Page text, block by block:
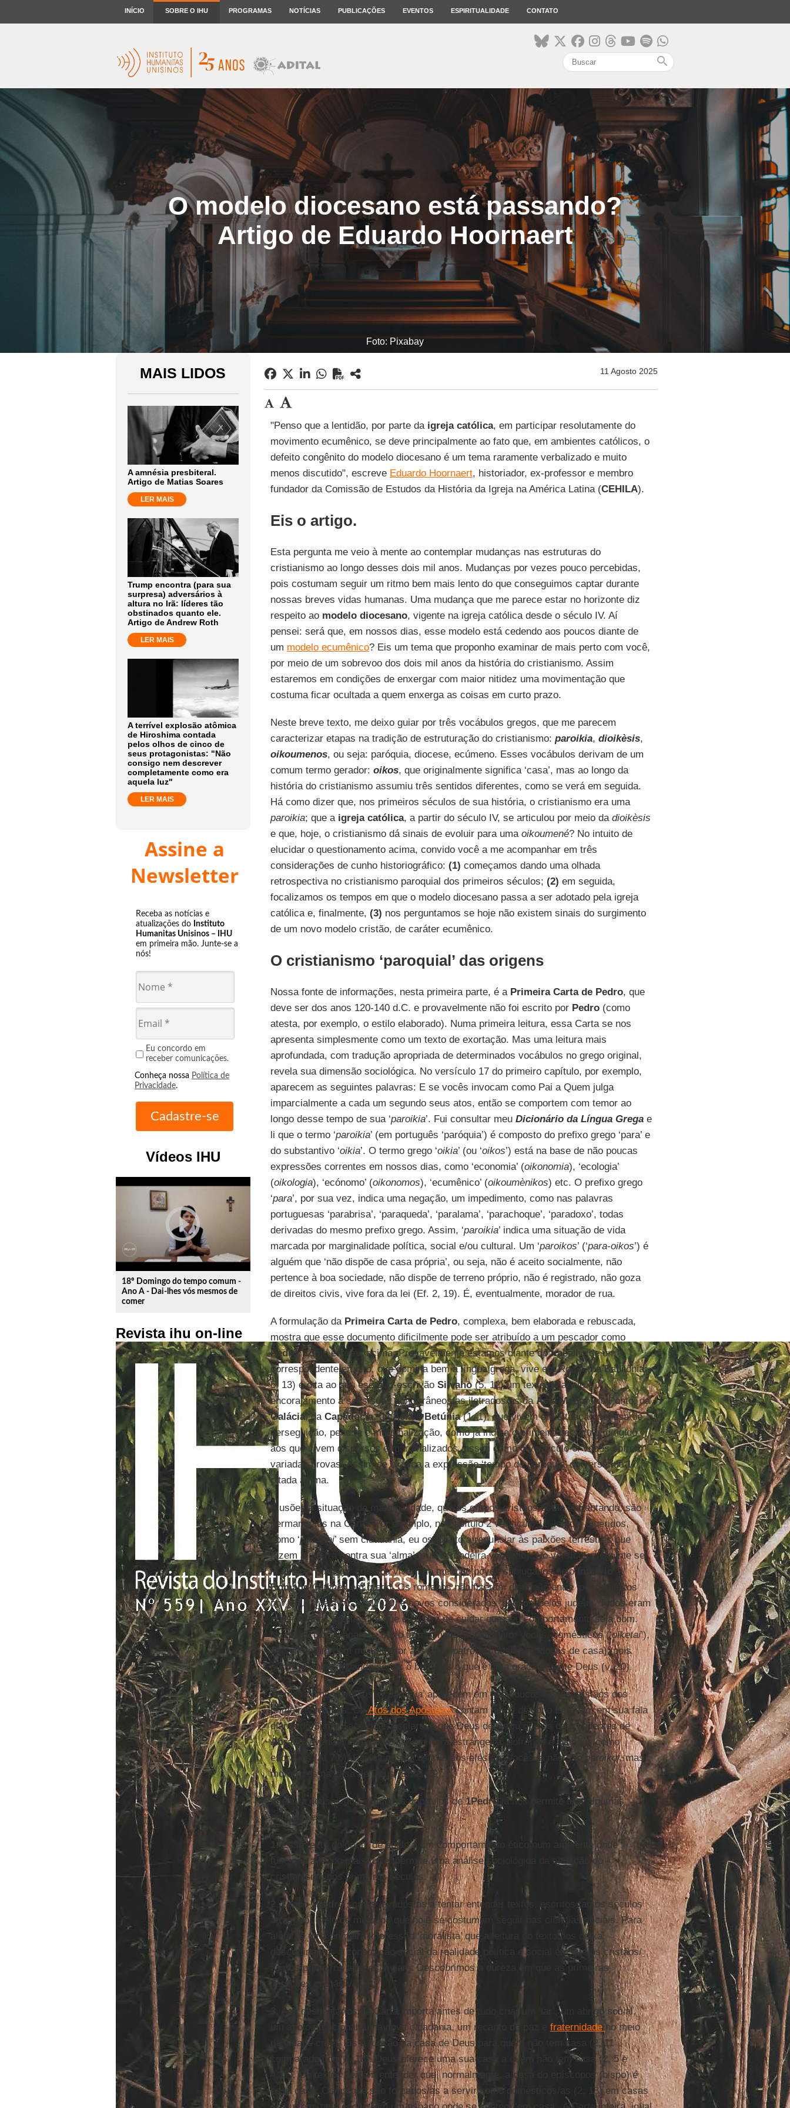
INÍCIO SOBRE O IHU PROGRAMAS NOTÍCIAS PUBLICAÇÕES EVENTOS ESPIRITUALIDADE CONTATO
search
O modelo diocesano está passando?
Artigo de Eduardo Hoornaert
Foto: Pixabay
MAIS LIDOS
A amnésia presbiteral.
Artigo de Matias Soares
LER MAIS
Trump encontra (para sua
surpresa) adversários à
altura no Irã: líderes tão
obstinados quanto ele.
Artigo de Andrew Roth
LER MAIS
A terrível explosão atômica
de Hiroshima contada
pelos olhos de cinco de
seus protagonistas: "Não
consigo nem descrever
completamente como era
aquela luz"
LER MAIS
Assine a
Newsletter
Receba as notícias e
atualizações do Instituto
Humanitas Unisinos – IHU
em primeira mão. Junte-se a
nós!
Eu concordo em
receber comunicações.
Conheça nossa Política de
Privacidade.
Vídeos IHU
play_circle_outline
18º Domingo do tempo comum -
Ano A - Dai-lhes vós mesmos de
comer
Revista ihu on-line
11 Agosto 2025
"Penso que a lentidão, por parte da igreja católica, em participar resolutamente do
movimento ecumênico, se deve principalmente ao fato que, em ambientes católicos, o
defeito congênito do modelo diocesano é um tema raramente verbalizado e muito
menos discutido", escreve Eduardo Hoornaert, historiador, ex-professor e membro
fundador da Comissão de Estudos da História da Igreja na América Latina (CEHILA).
Eis o artigo.
Esta pergunta me veio à mente ao contemplar mudanças nas estruturas do
cristianismo ao longo desses dois mil anos. Mudanças por vezes pouco percebidas,
pois costumam seguir um ritmo bem mais lento do que conseguimos captar durante
nossas breves vidas humanas. Uma mudança que me parece estar no horizonte diz
respeito ao modelo diocesano, vigente na igreja católica desde o século IV. Aí
pensei: será que, em nossos dias, esse modelo está cedendo aos poucos diante de
um modelo ecumênico? Eis um tema que proponho examinar de mais perto com você,
por meio de um sobrevoo dos dois mil anos da história do cristianismo. Assim
estaremos em condições de enxergar com maior nitidez uma movimentação que
costuma ficar ocultada a quem enxerga as coisas em curto prazo.
Neste breve texto, me deixo guiar por três vocábulos gregos, que me parecem
caracterizar etapas na tradição de estruturação do cristianismo: paroikia, dioikèsis,
oikoumenos, ou seja: paróquia, diocese, ecúmeno. Esses vocábulos derivam de um
comum termo gerador: oikos, que originalmente significa ‘casa’, mas ao longo da
história do cristianismo assumiu três sentidos diferentes, como se verá em seguida.
Há como dizer que, nos primeiros séculos de sua história, o cristianismo era uma
paroikia; que a igreja católica, a partir do século IV, se articulou por meio da dioikèsis
e que, hoje, o cristianismo dá sinais de evoluir para uma oikoumené? No intuito de
elucidar o questionamento acima, convido você a me acompanhar em três
considerações de cunho historiográfico: (1) começamos dando uma olhada
retrospectiva no cristianismo paroquial dos primeiros séculos; (2) em seguida,
focalizamos os tempos em que o modelo diocesano passa a ser adotado pela igreja
católica e, finalmente, (3) nos perguntamos se hoje não existem sinais do surgimento
de um novo modelo cristão, de caráter ecumênico.
O cristianismo ‘paroquial’ das origens
Nossa fonte de informações, nesta primeira parte, é a Primeira Carta de Pedro, que
deve ser dos anos 120-140 d.C. e provavelmente não foi escrito por Pedro(como
atesta, por exemplo, o estilo elaborado). Numa primeira leitura, essa Carta se nos
apresenta simplesmente como um texto de exortação. Mas uma leitura mais
aprofundada, com tradução apropriada de determinados vocábulos no grego original,
revela sua dimensão sociológica. No versículo 17 do primeiro capítulo, por exemplo,
aparecem as seguintes palavras: E se vocês invocam como Pai a Quem julga
imparcialmente a cada um segundo seus atos, então se comportem com temor ao
longo desse tempo de sua ‘paroikia’. Fui consultar meu Dicionário da Língua Grega e
li que o termo ‘paroikia’ (em português ‘paróquia’) é composto do prefixo grego ‘para’ e
do substantivo ‘oikia’. O termo grego ‘oikia’ (ou ‘oikos’) está na base de não poucas
expressões correntes em nossos dias, como ‘economia’ (oikonomia), ‘ecologia’
(oikologia), ‘ecónomo’ (oikonomos), ‘ecumênico’ (oikoumènikos) etc. O prefixo grego
‘para’, por sua vez, indica uma negação, um impedimento, como nas palavras
portuguesas ‘parabrisa’, ‘paraqueda’, ‘paralama’, ‘parachoque’, ‘paradoxo’, todas
derivadas do mesmo prefixo grego. Assim, ‘paroikia’ indica uma situação de vida
marcada por marginalidade política, social e/ou cultural. Um ‘paroikos’ (‘para-oikos’) é
alguém que ‘não dispõe de casa própria’, ou seja, não é aceito socialmente, não
pertence à boa sociedade, não dispõe de terreno próprio, não é registrado, não goza
de direitos civis, vive fora da lei (Ef. 2, 19). É, eventualmente, morador de rua.
A formulação daPrimeira Carta de Pedro, complexa, bem elaborada e rebuscada,
mostra que esse documento dificilmente pode ser atribuído a um pescador como
Pedro, como escrevi acima. Provavelmente estamos diante do trabalho de um
correspondente erudito, que domina bem a língua grega, vive em Roma (na Babilônia:
5, 13) e dita ao seu escravo-escrivão Silvano(5, 12) um texto de apoio e
encorajamento a seus/suas conterrâneos/as iletrados/as daÁsia Menor, do Ponto, da
Galácia, da Capadócia, daÁsiaeBetúnia(1, 1), que vivem em situação penosa de
perseguição, penúria e marginalização, como já indica o primeiro versículo, dirigido
aos que vivem dispersos e marginalizados, assim como o versículo 6: vocês sofrem
variadas provas. Assim se explica a expressão ‘tempo de paróquia’ do versículo 17,
citada acima.
Alusões à situação de marginalidade, que os grupos cristãos estão enfrentando, são
permanentes na Carta. Por exemplo, no capítulo 2 versículo 11, lemos: Queridos,
como ‘paroikoi’ sem cidadania, eu os exorto a renunciar às paixões terrestres que
fazem a guerra contra sua ‘alma’ (sua verdadeira vocação). No versículo seguinte se
lê que os ‘paroikoi’ cristãos vivem no meio de povos subjugados peloImpério
Romano(‘ethnè’, em grego. Os romanos não fizeram distinção entre ‘povos eleitos
por Deus’ [veja Mt 10, 17-20] e povos considerados ‘pagãos’ pelos judeus. Todos eram
considerados ‘gentios’) e que eles têm de cuidar que seu comportamento seja bom.
No versículo 18 aparece outro termo muito significativo: Vocês, domésticos (‘oiketai’),
se submetam com muito temor aos seus patrões (‘despotai
’: donos de casa), pois
suportar golpes quando se faz o bem, eis o que é uma graça perante Deus (v. 20).
Termos como ‘paroikos’ e ‘ paroikia’ aparecem em não poucos textos cristãos dos
primeiros tempos. OsAtos dos Apóstoloscontam que o diácono Estêvão, em sua fala
diante do Sumo Sacerdote, esclarece que Deus declarou que os descendentes de
Abraão viveriam comoparoikoi em terra estrangeira, sofrendo e tratados como
escravos (At 7,6). Paulo consola os cristãos efésios: Vocês já não são
paroikoi, mas
moradores na casa de Deus (Ef. 2, 19).
A leitura desses dois primeiros capítulos de1Pedrojá nos permite tirar algumas
conclusões:
1.Esse texto dolorido, de apelo a um comportamento ético num ambiente onde
funciona a lei do mais forte, permite uma análise sociológica da situação do
cristianismo nos primeiros séculos.
Lendo1Pedrosomos levados/as a tentar entender textos, escritos tantos séculos
atrás, por meio de métodos que hoje se costumam seguir nas ciências sociais. Para
além de uma primeira impressão ‘moralista’ que a leitura do texto nos deixa,
descortinamos a construção social da realidade política e social em que os cristãos/
ãs dos primeiros tempos viviam. Descobrimos a dureza em que as primeiras
gerações cristãs viviam.
Aos destinatários da Carta importa antes de tudo criar um ‘lar’, um abrigo social,
um apoio emocional, uma nova cidadania, um recanto de paz e fraternidadeno meio
da cidade cruel. Eis a função da casa de Deus para quem não tem casa (2, 11
comparado com 2, 18). Deus oferece uma sua casa a quem não tem casa (2, 5 e
4,17). Os textos deixam entender que, normalmente, a casa do epíscopos (bispo) é
essa casa. Os/as que são forçados/as a servir como domésticos/as (2, 18) em casas